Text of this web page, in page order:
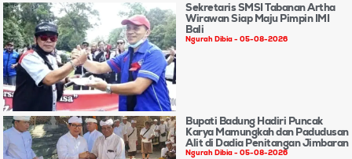
Sekretaris SMSI Tabanan Artha
Wirawan Siap Maju Pimpin IMI
Bali
Ngurah Dibia 05-08-2026
Bupati Badung Hadiri Puncak
Karya Mamungkah dan Padudusan
Alit di Dadia Penitangan Jimbaran
Ngurah Dibia 05-08-2026